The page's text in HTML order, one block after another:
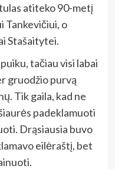
atiteko 90-metį
Tankevičiui, o
Stašaitytei.
tačiau visi labai
gruodžio purvą
Tik gaila, kad ne
padeklamuoti
Drąsiausia buvo
eilėraštį, bet